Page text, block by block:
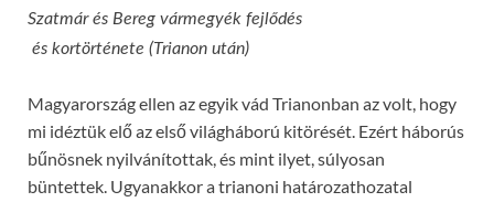
Szatmár és Bereg vármegyék fejlődés
és kortörténete (Trianon után)
Magyarország ellen az egyik vád Trianonban az volt, hogy
mi idéztük elő az első világháború kitörését. Ezért háborús
bűnösnek nyilvánítottak, és mint ilyet, súlyosan
büntettek. Ugyanakkor a trianoni határozathozatal